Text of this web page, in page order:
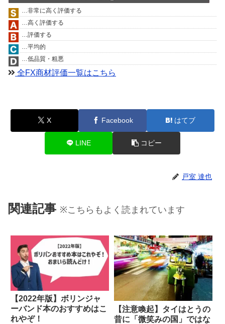
…非常に高く評価する
…高く評価する
…評価する
…平均的
…低品質・粗悪
全FX商材評価一覧はこちら
X Facebook はてブ
LINE コピー
戸室 達也
関連記事 ※こちらもよく読まれています
【2022年版】ボリンジャ
ーバンド本のおすすめはこ
れやぞ！
【注意喚起】タイはとうの
昔に「微笑みの国」ではな